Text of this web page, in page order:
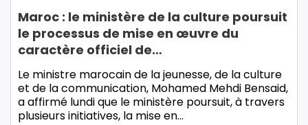
Maroc : le ministère de la culture poursuit
le processus de mise en œuvre du
caractère officiel de…
Le ministre marocain de la jeunesse, de la culture
et de la communication, Mohamed Mehdi Bensaid,
a affirmé lundi que le ministère poursuit, à travers
plusieurs initiatives, la mise en…